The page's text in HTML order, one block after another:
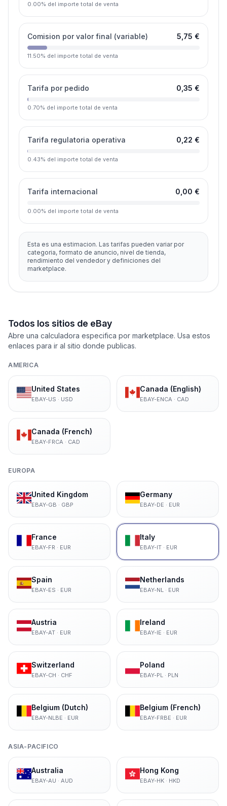
0.00% del importe total de venta
Comision por valor final (variable) 5,75 €
11.50% del importe total de venta
Tarifa por pedido 0,35 €
0.70% del importe total de venta
Tarifa regulatoria operativa 0,22 €
0.43% del importe total de venta
Tarifa internacional 0,00 €
0.00% del importe total de venta
Esta es una estimacion. Las tarifas pueden variar por
categoria, formato de anuncio, nivel de tienda,
rendimiento del vendedor y definiciones del
marketplace.
Todos los sitios de eBay
Abre una calculadora especifica por marketplace. Usa estos
enlaces para ir al sitio donde publicas.
AMERICA
United States
EBAY-US · USD
Canada (English)
EBAY-ENCA · CAD
Canada (French)
EBAY-FRCA · CAD
EUROPA
United Kingdom
EBAY-GB · GBP
Germany
EBAY-DE · EUR
France
EBAY-FR · EUR
Italy
EBAY-IT· EUR
Spain
EBAY-ES · EUR
Netherlands
EBAY-NL· EUR
Austria
EBAY-AT· EUR
Ireland
EBAY-IE · EUR
Switzerland
EBAY-CH · CHF
Poland
EBAY-PL· PLN
Belgium (Dutch)
EBAY-NLBE · EUR
Belgium (French)
EBAY-FRBE · EUR
ASIA-PACIFICO
Australia
EBAY-AU · AUD
Hong Kong
EBAY-HK· HKD